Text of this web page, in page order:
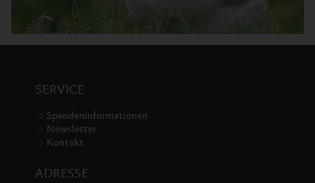
SERVICE
Spendeninformationen
Newsletter
Kontakt
ADRESSE